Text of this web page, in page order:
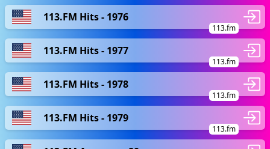
113.FM Hits - 1976
113.fm
113.FM Hits - 1977
113.fm
113.FM Hits - 1978
113.fm
113.FM Hits - 1979
113.fm